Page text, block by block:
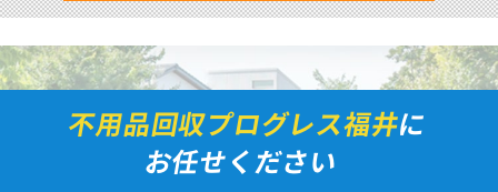
不用品回収プログレス福井に
お任せください